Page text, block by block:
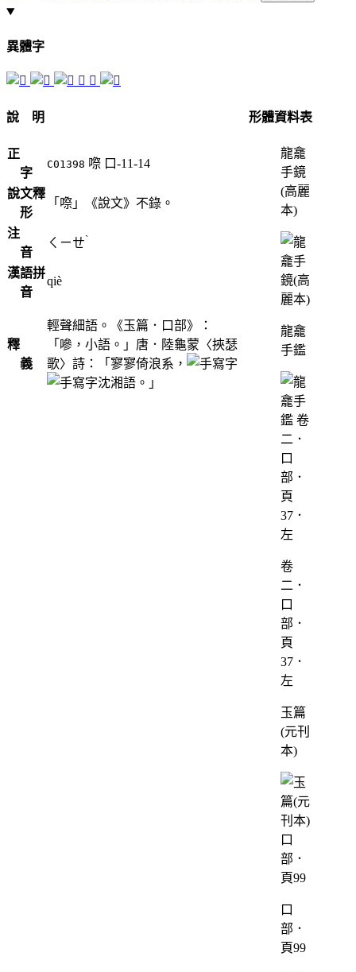
異體字
󰸊 𡂠
說 明
正
字
C01398 㗫 口-11-14
說文釋
形
「㗫」《說文》不錄。
注
音
ㄑㄧㄝˋ
漢語拼
音
qiè
釋
義
輕聲細語。《玉篇．口部》：
「嘇，小語。」唐．陸龜蒙〈挾瑟
歌〉詩：「寥寥倚浪系，
沈湘語。」
形體資料表
龍龕
手鏡
(高麗
本)
龍龕
手鑑
卷
二．
口
部．
頁
37．
左
玉篇
(元刊
本)
口
部．
頁99